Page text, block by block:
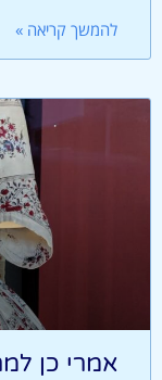
להמשך קריאה »
אמרי כן